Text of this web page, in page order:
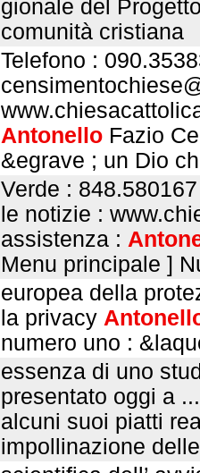
gionale del
comunità cri­stiana
Telefono :
Antonello Fazio
&egrave ; un Dio
Verde :
le notizie :
assistenza :
Menu principale ]
europea della
la privacy
numero uno :
essenza di uno
presentato oggi a
alcuni suoi piatti
impollinazione